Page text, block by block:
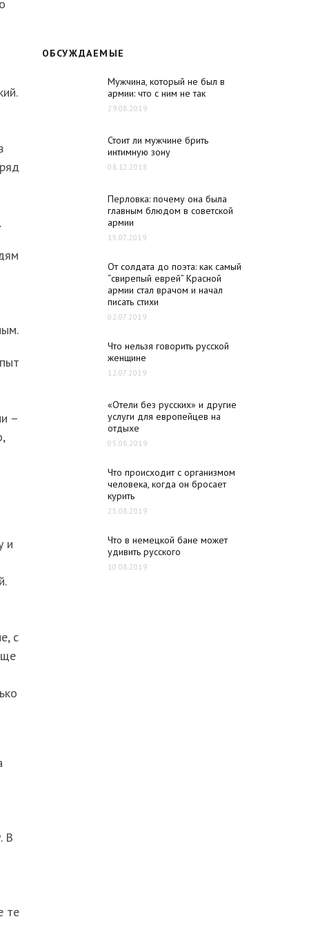
–
и
с
В
те
ОБСУЖДАЕМЫЕ
Мужчина, который не был в
армии: что с ним не так
29.08.2019
Стоит ли мужчине брить
интимную зону
08.12.2018
Перловка: почему она была
главным блюдом в советской
армии
15.07.2019
От солдата до поэта: как самый
“свирепый еврей” Красной
армии стал врачом и начал
писать стихи
02.07.2019
Что нельзя говорить русской
женщине
12.07.2019
«Отели без русских» и другие
услуги для европейцев на
отдыхе
05.08.2019
Что происходит с организмом
человека, когда он бросает
курить
25.08.2019
Что в немецкой бане может
удивить русского
10.08.2019